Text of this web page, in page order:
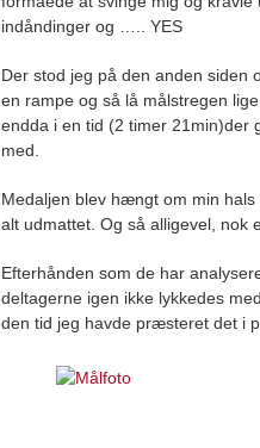
indåndinger og ….. YES
Der stod jeg på den anden siden
en rampe og så lå målstregen
endda i en tid (2 timer 21min)der
med.
Medaljen blev hængt om min
alt udmattet. Og så alligevel, nok
Efterhånden som de har
deltagerne igen ikke lykkedes
den tid jeg havde præsteret det i